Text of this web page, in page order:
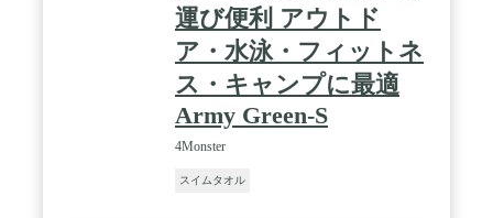
運び便利 アウトド
ア・水泳・フィットネ
ス・キャンプに最適
Army Green-S
4Monster
スイムタオル